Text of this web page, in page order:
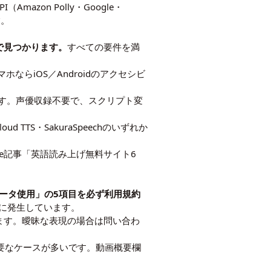
（Amazon Polly・Google・
見つかります。すべての要件を満
ホならiOS／Androidのアクセシビ
。声優収録不要で、スクリプト変
TTS・SakuraSpeechのいずれか
記事「英語読み上げ無料サイト6
タ使用」の5項目を必ず利用規約
生しています。
。曖昧な表現の場合は問い合わ
なケースが多いです。動画概要欄